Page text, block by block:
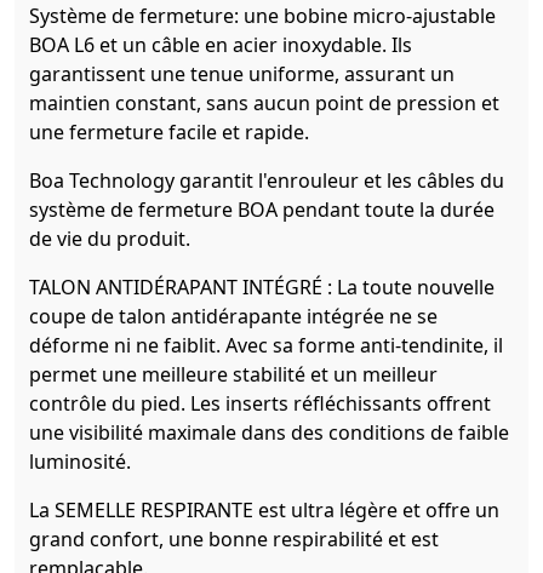
Système de fermeture: une bobine micro-ajustable
BOA L6 et un câble en acier inoxydable. Ils
garantissent une tenue uniforme, assurant un
maintien constant, sans aucun point de pression et
une fermeture facile et rapide.
Boa Technology garantit l'enrouleur et les câbles du
système de fermeture BOA pendant toute la durée
de vie du produit.
TALON ANTIDÉRAPANT INTÉGRÉ : La toute nouvelle
coupe de talon antidérapante intégrée ne se
déforme ni ne faiblit. Avec sa forme anti-tendinite, il
permet une meilleure stabilité et un meilleur
contrôle du pied. Les inserts réfléchissants offrent
une visibilité maximale dans des conditions de faible
luminosité.
La SEMELLE RESPIRANTE est ultra légère et offre un
grand confort, une bonne respirabilité et est